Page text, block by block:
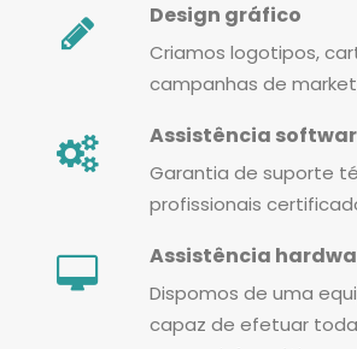
Design gráfico
Criamos logotipos,
campanhas de
Assistência
Garantia de suporte
profissionais
Assistência
Dispomos de uma
capaz de efetuar